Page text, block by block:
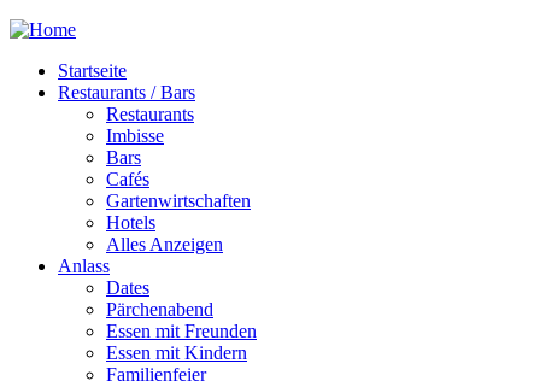
Startseite
Restaurants / Bars
Restaurants
Imbisse
Bars
Cafés
Gartenwirtschaften
Hotels
Alles Anzeigen
Anlass
Dates
Pärchenabend
Essen mit Freunden
Essen mit Kindern
Familienfeier